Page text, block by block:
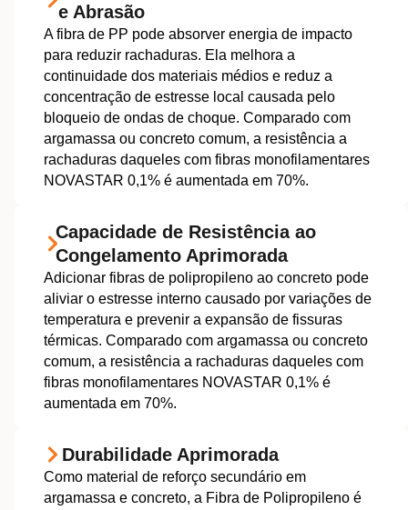
e Abrasão
A fibra de PP pode absorver energia de impacto
para reduzir rachaduras. Ela melhora a
continuidade dos materiais médios e reduz a
concentração de estresse local causada pelo
bloqueio de ondas de choque. Comparado com
argamassa ou concreto comum, a resistência a
rachaduras daqueles com fibras monofilamentares
NOVASTAR 0,1% é aumentada em 70%.
Capacidade de Resistência ao
Congelamento Aprimorada
Adicionar fibras de polipropileno ao concreto pode
aliviar o estresse interno causado por variações de
temperatura e prevenir a expansão de fissuras
térmicas. Comparado com argamassa ou concreto
comum, a resistência a rachaduras daqueles com
fibras monofilamentares NOVASTAR 0,1% é
aumentada em 70%.
Durabilidade Aprimorada
Como material de reforço secundário em
argamassa e concreto, a Fibra de Polipropileno é